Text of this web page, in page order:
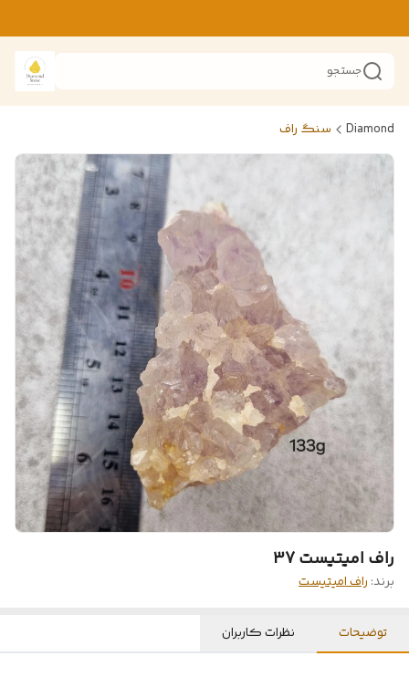
جستجو
Diamond سنگ راف
راف امیتیست 37
برند: راف امیتیست
توضیحات نظرات کاربران